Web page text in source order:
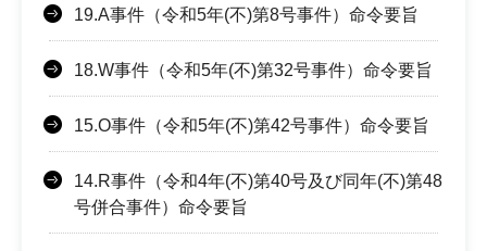
19.A事件（令和5年(不)第8号事件）命令要旨
18.W事件（令和5年(不)第32号事件）命令要旨
15.O事件（令和5年(不)第42号事件）命令要旨
14.R事件（令和4年(不)第40号及び同年(不)第48
号併合事件）命令要旨